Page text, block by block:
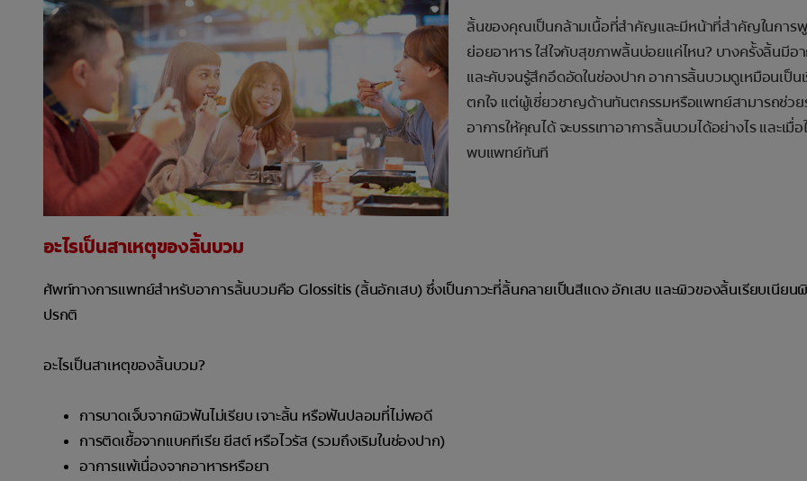
ลิ้นของคุณเป็นกล้ามเนื้อที่สำคัญและมีหน้าที่สำคัญในการพู
ย่อยอาหาร ใส่ใจกับสุขภาพลิ้นบ่อยแค่ไหน? บางครั้งลิ้นมีอ
และคับจนรู้สึกอึดอัดในช่องปาก อาการลิ้นบวมดูเหมือนเป็น
ตกใจ แต่ผู้เชี่ยวชาญด้านทันตกรรมหรือแพทย์สามารถช่วย
อาการให้คุณได้ จะบรรเทาอาการลิ้นบวมได้อย่างไร และเมื่อ
พบแพทย์ทันที
อะไรเป็นสาเหตุของลิ้นบวม
ศัพท์ทางการแพทย์สำหรับอาการลิ้นบวมคือ Glossitis (ลิ้นอักเสบ) ซึ่งเป็นภาวะที่ลิ้นกลายเป็นสีแดง อักเสบ และผิวของลิ้นเรียบเนียน
ปรกติ
อะไรเป็นสาเหตุของลิ้นบวม?
การบาดเจ็บจากผิวฟันไม่เรียบ เจาะลิ้น หรือฟันปลอมที่ไม่พอดี
การติดเชื้อจากแบคทีเรีย ยีสต์ หรือไวรัส (รวมถึงเริมในช่องปาก)
อาการแพ้เนื่องจากอาหารหรือยา